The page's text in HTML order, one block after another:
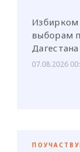
Избирком
выборам
07.08.2026